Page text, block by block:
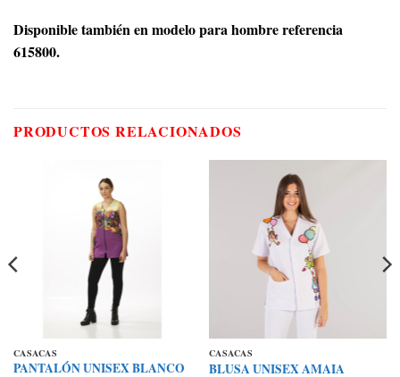
Disponible también en modelo para hombre referencia
615800.
PRODUCTOS RELACIONADOS
CASACAS
PANTALÓN UNISEX BLANCO
CASACAS
BLUSA UNISEX AMAIA